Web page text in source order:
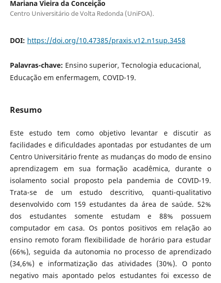
Mariana Vieira da Conceição
Centro Universitário de Volta Redonda (UniFOA).
DOI: https://doi.org/10.47385/praxis.v12.n1sup.3458
Palavras-chave: Ensino superior, Tecnologia educacional,
Educação em enfermagem, COVID-19.
Resumo
Este estudo tem como objetivo levantar e discutir as
facilidades e dificuldades apontadas por estudantes de um
Centro Universitário frente as mudanças do modo de ensino
aprendizagem em sua formação acadêmica, durante o
isolamento social proposto pela pandemia de COVID-19.
Trata-se de um estudo descritivo, quanti-qualitativo
desenvolvido com 159 estudantes da área de saúde. 52%
dos estudantes somente estudam e 88% possuem
computador em casa. Os pontos positivos em relação ao
ensino remoto foram flexibilidade de horário para estudar
(66%), seguida da autonomia no processo de aprendizado
(34,6%) e informatização das atividades (30%). O ponto
negativo mais apontado pelos estudantes foi excesso de